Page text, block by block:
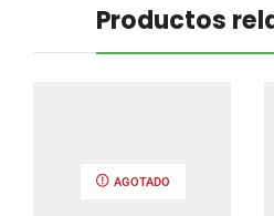
Productos
AGOTADO